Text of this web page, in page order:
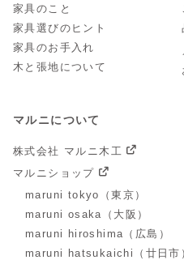
家具のこと
家具選びのヒント
家具のお手入れ
木と張地について
マルニについて
株式会社 マルニ木工
マルニショップ
maruni tokyo（東京）
maruni osaka（大阪）
maruni hiroshima（広島）
maruni hatsukaichi（廿日市